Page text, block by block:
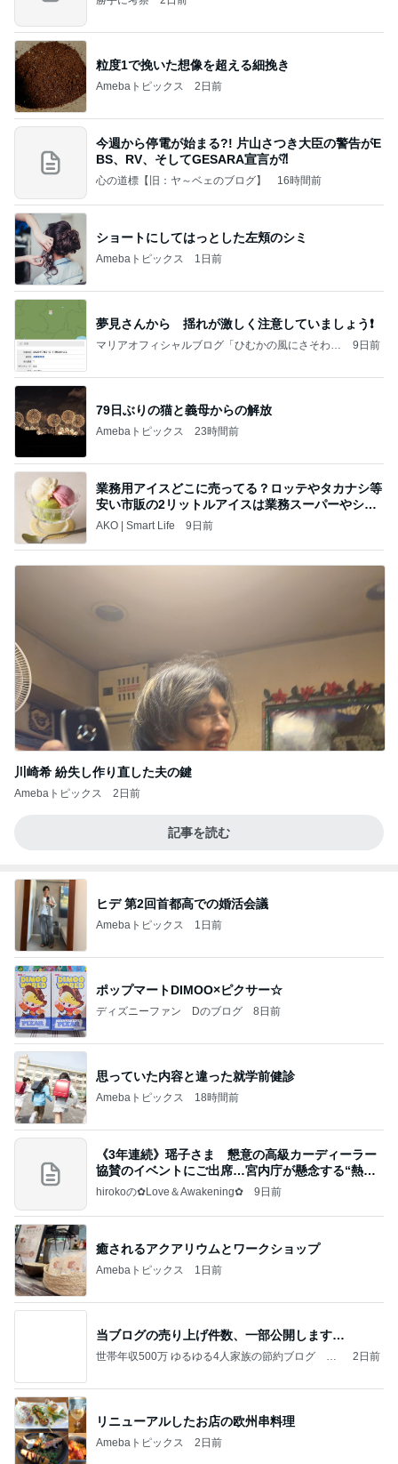
粒度1で挽いた想像を超える細挽き
Amebaトピックス 2日前
今週から停電が始まる?! 片山さつき大臣の警告がE
BS、RV、そしてGESARA宣言が⁈
心の道標【旧：ヤ～ベェのブログ】 16時間前
ショートにしてはっとした左頬のシミ
Amebaトピックス 1日前
夢見さんから 揺れが激しく注意していましょう❗️
マリアオフィシャルブログ「ひむかの風にさそわれ
9日前
79日ぶりの猫と義母からの解放
Amebaトピックス 23時間前
業務用アイスどこに売ってる？ロッテやタカナシ等
安い市販の2リットルアイスは業務スーパーやシャ
トレ
AKO | Smart Life 9日前
川崎希 紛失し作り直した夫の鍵
Amebaトピックス 2日前
記事を読む
ヒデ 第2回首都高での婚活会議
Amebaトピックス 1日前
ポップマートDIMOO×ピクサー☆
ディズニーファン Dのブログ 8日前
思っていた内容と違った就学前健診
Amebaトピックス 18時間前
《3年連続》瑶子さま 懇意の高級カーディーラー
協賛のイベントにご出席…宮内庁が懸念する“熱心
すぎ
hirokoの✿Love＆Awakening✿ 9日前
癒されるアクアリウムとワークショップ
Amebaトピックス 1日前
当ブログの売り上げ件数、一部公開します…
世帯年収500万 ゆるゆる4人家族の節約ブログ 〜
2日前
リニューアルしたお店の欧州串料理
Amebaトピックス 2日前